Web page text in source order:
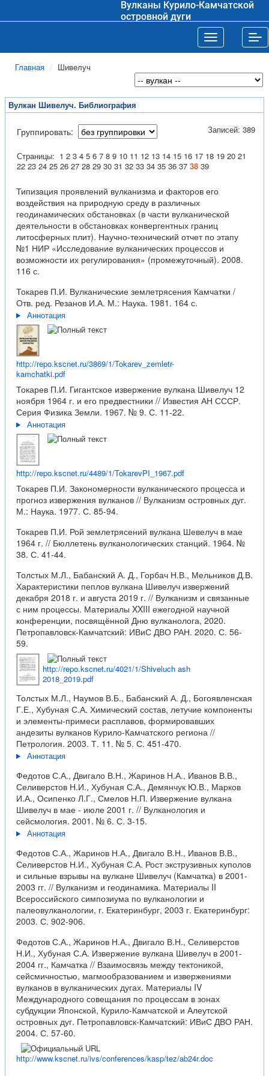
Вулканы Курило-Камчатской
островной дуги
Toggle
Главная Шивелуч
Вулкан Шивелуч. Библиография
Группировать: Записей: 389
Страницы: 1 2 3 4 5 6 7 8 9 10 11 12 13 14 15 16 17 18 19 20 21
22 23 24 25 26 27 28 29 30 31 32 33 34 35 36 37 38 39
Типизация проявлений вулканизма и факторов его
воздействия на природную среду в различных
геодинамических обстановках (в части вулканической
деятельности в обстановках конвергентных границ
литосферных плит). Научно-технический отчет по этапу
№1 НИР «Исследование вулканических процессов и
возможности их регулирования» (промежуточный). 2008.
116 с.
Токарев П.И. Вулканические землетрясения Камчатки /
Отв. ред. Резанов И.А. М.: Наука. 1981. 164 с.
Аннотация
http://repo.kscnet.ru/3869/1/Tokarev_zemletr-
kamchatki.pdf
Токарев П.И. Гигантское извержение вулкана Шивелуч 12
ноября 1964 г. и его предвестники // Известия АН СССР.
Серия Физика Земли. 1967. № 9. С. 11-22.
Аннотация
http://repo.kscnet.ru/4489/1/TokarevPI_1967.pdf
Токарев П.И. Закономерности вулканического процесса и
прогноз извержения вулканов // Вулканизм островных дуг.
М.: Наука. 1977. С. 85-94.
Токарев П.И. Рой землетрясений вулкана Шевелуч в мае
1964 г. // Бюллетень вулканологических станций. 1964. №
38. С. 41-44.
Толстых М.Л., Бабанский А. Д., Горбач Н.В., Мельников Д.В.
Характеристики пеплов вулкана Шивелуч извержений
декабря 2018 г. и августа 2019 г. // Вулканизм и связанные
с ним процессы. Материалы XXIII ежегодной научной
конференции, посвящённой Дню вулканолога, 2020.
Петропавловск-Камчатский: ИВиС ДВО РАН. 2020. С. 56-
59.
http://repo.kscnet.ru/4021/1/Shiveluch ash
2018_2019.pdf
Толстых М.Л., Наумов В.Б., Бабанский А. Д., Богоявленская
Г.Е., Хубуная С.А. Химический состав, летучие компоненты
и элементы-примеси расплавов, формировавших
андезиты вулканов Курило-Камчатского региона //
Петрология. 2003. Т. 11. № 5. С. 451-470.
Аннотация
Федотов С.А., Двигало В.Н., Жаринов Н.А., Иванов В.В.,
Селиверстов Н.И., Хубуная С.А., Демянчук Ю.В., Марков
И.А., Осипенко Л.Г., Смелов Н.П. Извержение вулкана
Шивелуч в мае - июле 2001 г. // Вулканология и
сейсмология. 2001. № 6. С. 3-15.
Аннотация
Федотов С.А., Жаринов Н.А., Двигало В.Н., Иванов В.В.,
Селиверстов Н.И., Хубуная С.А. Рост экструзивных куполов
и сильные взрывы на вулкане Шивелуч (Камчатка) в 2001-
2003 гг. // Вулканизм и геодинамика. Материалы II
Всероссийского симпозиума по вулканологии и
палеовулканологии, г. Екатеринбург, 2003 г. Екатеринбург:
2003. С. 902-906.
Федотов С.А., Жаринов Н.А., Двигало В.Н., Селиверстов
Н.И., Хубуная С.А. Извержение вулкана Шивелуч в 2001-
2004 гг., Камчатка // Взаимосвязь между тектоникой,
сейсмичностью, магмообразованием и извержениями
вулканов в вулканических дугах. Материалы IV
Международного совещания по процессам в зонах
субдукции Японской, Курило-Камчатской и Алеутской
островных дуг. Петропавловск-Камчатский: ИВиС ДВО РАН.
2004. С. 57-60.
http://www.kscnet.ru/ivs/conferences/kasp/tez/ab24r.doc